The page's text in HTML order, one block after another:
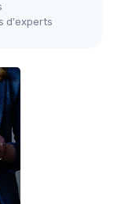
d'experts